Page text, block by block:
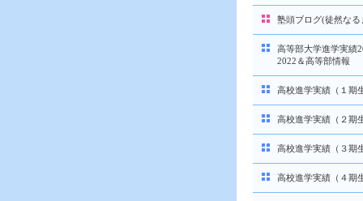
塾頭ブログ(徒然なる
高等部大学進学実績
2022＆高等部情報
高校進学実績（１期
高校進学実績（２期
高校進学実績（３期
高校進学実績（４期